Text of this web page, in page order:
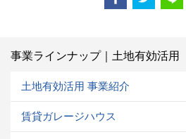
事業ラインナップ｜土地有効活用
土地有効活用 事業紹介
賃貸ガレージハウス